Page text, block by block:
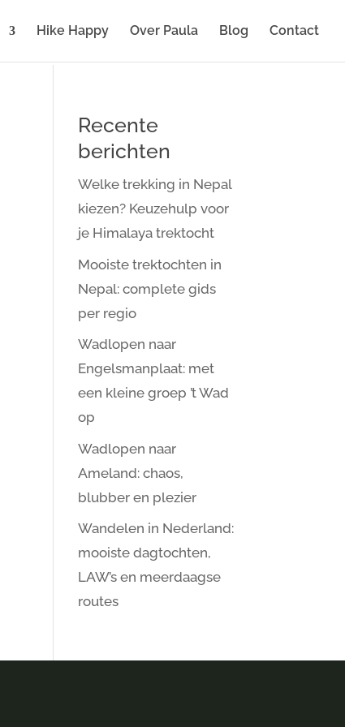
Hike Happy Over Paula Blog Contact
Recente
berichten
Welke trekking in Nepal
kiezen? Keuzehulp voor
je Himalaya trektocht
Mooiste trektochten in
Nepal: complete gids
per regio
Wadlopen naar
Engelsmanplaat: met
een kleine groep ’t Wad
op
Wadlopen naar
Ameland: chaos,
blubber en plezier
Wandelen in Nederland:
mooiste dagtochten,
LAW’s en meerdaagse
routes